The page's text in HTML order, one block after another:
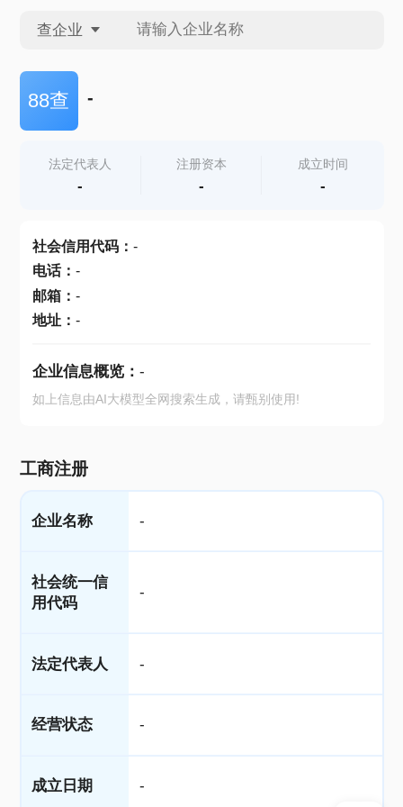
查企业
查企业
查产地
88查 -
法定代表人
-
注册资本
-
成立时间
-
社会信用代码： -
电话： -
邮箱： -
地址： -
企业信息概览： -
如上信息由AI大模型全网搜索生成，请甄别使用!
工商注册
企业名称 -
社会统一信
用代码
-
法定代表人 -
经营状态 -
成立日期 -